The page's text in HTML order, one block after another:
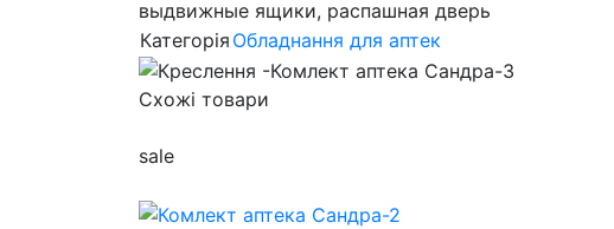
выдвижные ящики, распашная дверь
Категорія Обладнання для аптек
Схожі товари
sale